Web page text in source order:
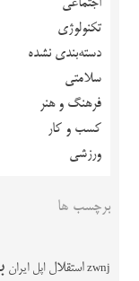
تکنولوژی
دسته‌بندی نشده
سلامتی
فرهنگ و هنر
کسب و کار
ورزشی
برچسب ها
zwnj استقلال اپل ایران